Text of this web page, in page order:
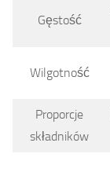
Gęstość
Wilgotność
Proporcje
składników